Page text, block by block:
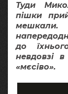
Туди
пішки
мешкали.
до
невдовзі
«мєсіво».